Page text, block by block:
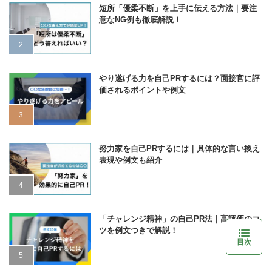
短所「優柔不断」を上手に伝える方法｜要注
意なNG例も徹底解説！
やり遂げる力を自己PRするには？面接官に評
価されるポイントや例文
努力家を自己PRするには｜具体的な言い換え
表現や例文も紹介
「チャレンジ精神」の自己PR法｜高評価のコ
ツを例文つきで解説！
目次